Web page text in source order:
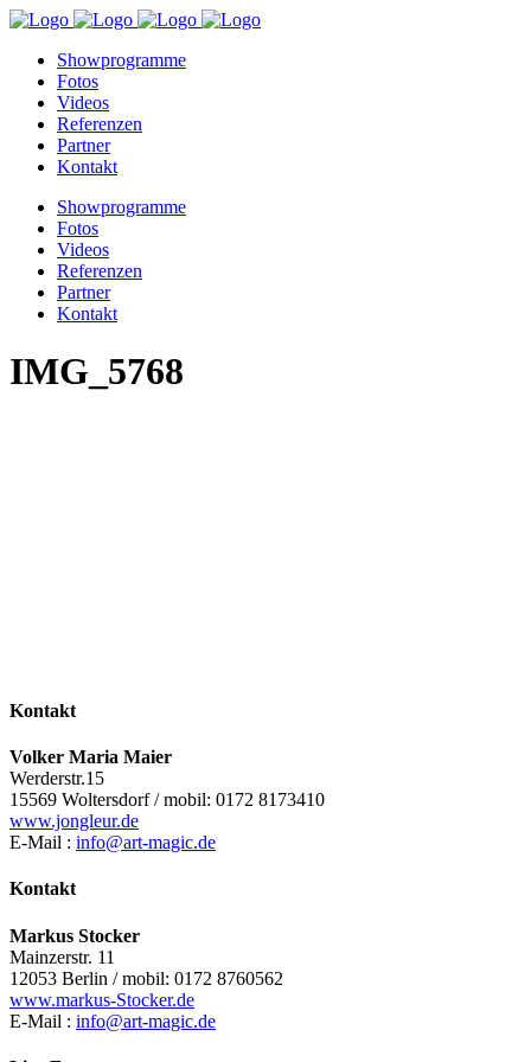
Showprogramme
Fotos
Videos
Referenzen
Partner
Kontakt
Showprogramme
Fotos
Videos
Referenzen
Partner
Kontakt
IMG_5768
Kontakt
Volker Maria Maier
Werderstr.15
15569 Woltersdorf / mobil: 0172 8173410
www.jongleur.de
E-Mail : info@art-magic.de
Kontakt
Markus Stocker
Mainzerstr. 11
12053 Berlin / mobil: 0172 8760562
www.markus-Stocker.de
E-Mail : info@art-magic.de